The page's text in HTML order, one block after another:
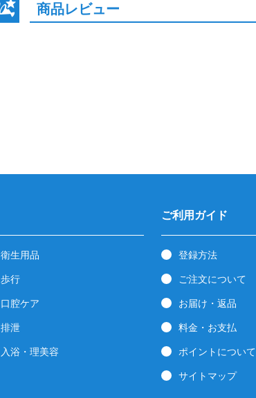
商品レビュー
衛生用品
歩行
口腔ケア
排泄
入浴・理美容
ご利用ガイド
登録方法
ご注文について
お届け・返品
料金・お支払
ポイントについて
サイトマップ